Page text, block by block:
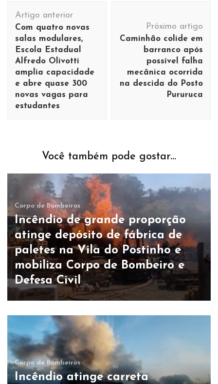
Navegação
de
post
Artigo anterior
Com quatro novas
salas modulares,
Escola Estadual
Alfredo Olivotti
amplia capacidade
e abre quase 300
novas vagas para
estudantes
Próximo artigo
Caminhão colide em
barranco após
possível falha
mecânica ocorrida
na descida do Posto
Pururuca
Você também pode gostar...
Corpo de Bombeiros
Incêndio de grande proporção
atinge depósito de fábrica de
paletes na Vila do Postinho e
mobiliza Corpo de Bombeiro e
Defesa Civil
Corpo de Bombeiros
Incêndio atinge carreta